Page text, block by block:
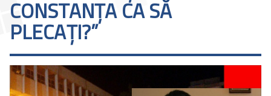
CONSTANŢA CA SĂ
PLECAŢI?”